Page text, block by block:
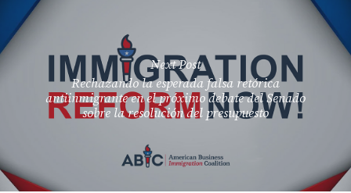
Next Post
Rechazando la esperada falsa retórica
antiinmigrante en el próximo debate del Senado
sobre la resolución del presupuesto